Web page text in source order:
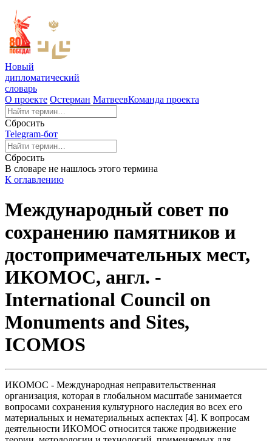
Новый
дипломатический
словарь
О проекте Остерман МатвеевКоманда проекта
Сбросить
Telegram-бот
Сбросить
В словаре не нашлось этого термина
К оглавлению
Международный совет по
сохранению памятников и
достопримечательных мест,
ИКОМОС, англ. -
International Council on
Monuments and Sites,
ICOMOS
ИКОМОС - Международная неправительственная
организация, которая в глобальном масштабе занимается
вопросами сохранения культурного наследия во всех его
материальных и нематериальных аспектах [4]. К вопросам
деятельности ИКОМОС относится также продвижение